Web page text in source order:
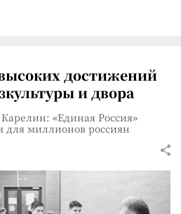
достижений
и двора
«Единая Россия»
для миллионов россиян